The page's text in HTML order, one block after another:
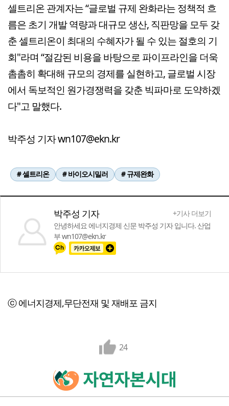
셀트리온 관계자는 “글로벌 규제 완화라는 정책적 흐
름은 초기 개발 역량과 대규모 생산, 직판망을 모두 갖
춘 셀트리온이 최대의 수혜자가 될 수 있는 절호의 기
회"라며 “절감된 비용을 바탕으로 파이프라인을 더욱
촘촘히 확대해 규모의 경제를 실현하고, 글로벌 시장
에서 독보적인 원가경쟁력을 갖춘 빅파마로 도약하겠
다"고 말했다.
박주성 기자 wn107@ekn.kr
# 셀트리온 # 바이오시밀러 # 규제완화
박주성 기자
+기사 더보기
안녕하세요 에너지경제 신문 박주성 기자 입니다. 산업
부 wn107@ekn.kr
ⓒ 에너지경제,무단전재 및 재배포 금지
24